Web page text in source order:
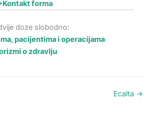
forma
doze slobodno:
pacijentima i operacijama
o zdravlju
Ecalta →